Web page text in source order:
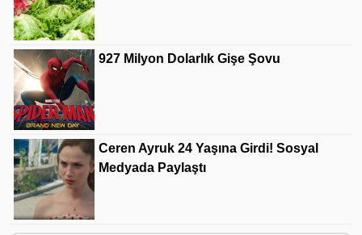
927 Milyon Dolarlık Gişe Şovu
Ceren Ayruk 24 Yaşına Girdi! Sosyal
Medyada Paylaştı